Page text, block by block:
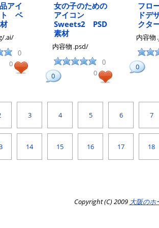
アイ
ト ベ
.ai/
0
0
女の子のための
アイコン
Sweets2 PSD
素材
内容物 .psd/
0
0 0
フロ
ドデ
クタ
内容物
0
3 4 5 6 7
14 15 16 17 18
Copyright (C) 2009 大阪のホ